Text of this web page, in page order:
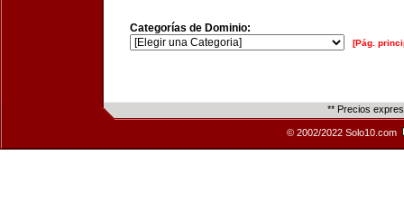
Categorías de Dominio:
[Pág.
** Precios
© 2002/2022 Solo10.com